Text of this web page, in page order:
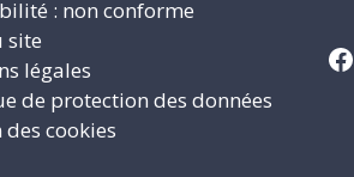
: non conforme
site
légales
de protection des données
des cookies